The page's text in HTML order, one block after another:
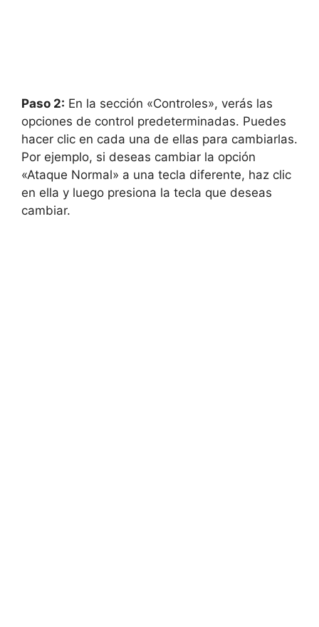
Paso 2: En la sección «Controles», verás las
opciones de control predeterminadas. Puedes
hacer clic en cada una de ellas para cambiarlas.
Por ejemplo, si deseas cambiar la opción
«Ataque Normal» a una tecla diferente, haz clic
en ella y luego presiona la tecla que deseas
cambiar.